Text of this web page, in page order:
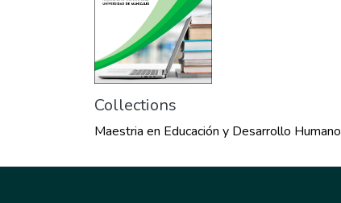
Collections
Maestria en Educación y Desarrollo Humano